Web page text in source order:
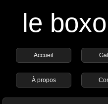
le
Accueil
À propos